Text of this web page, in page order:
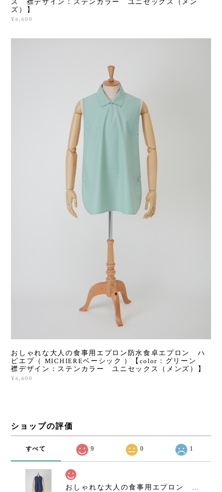
ス 襟デザイン：ステンカラー ユニセックス（メン
ズ）】
¥6,600
おしゃれな大人の食事用エプロン防水食卓エプロン ハ
ピエプ（ MICHIEREベーシック ）【color：グリーン
襟デザイン：ステンカラー ユニセックス（メンズ）】
¥6,600
ショップの評価
すべて 9 0 1
おしゃれな大人の食事用エプロン 防水食卓エプロン ハピエプ（ MICHIEREベーシック ）【color：ネイビー 襟デザイン：ステンカラー ユニセックス（メンズ）】